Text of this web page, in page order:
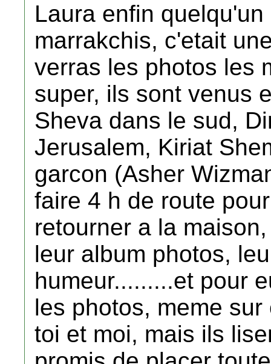
Laura enfin
marrakchis, c'etait
verras les photos les
super, ils sont venus
Sheva dans le sud,
Jerusalem, Kiriat
garcon (Asher
faire 4 h de route
retourner a la
leur album photos,
humeur.........et pour
les photos, meme
toi et moi, mais ils